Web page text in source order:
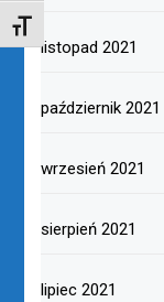
TOGGLE FONT SIZE
listopad 2021
październik 2021
wrzesień 2021
sierpień 2021
lipiec 2021